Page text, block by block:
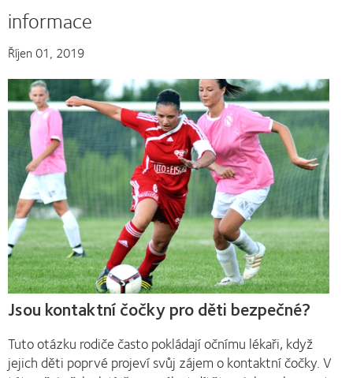
informace
Říjen 01, 2019
Jsou kontaktní čočky pro děti bezpečné?
Tuto otázku rodiče často pokládají očnímu lékaři, když
jejich děti poprvé projeví svůj zájem o kontaktní čočky. V